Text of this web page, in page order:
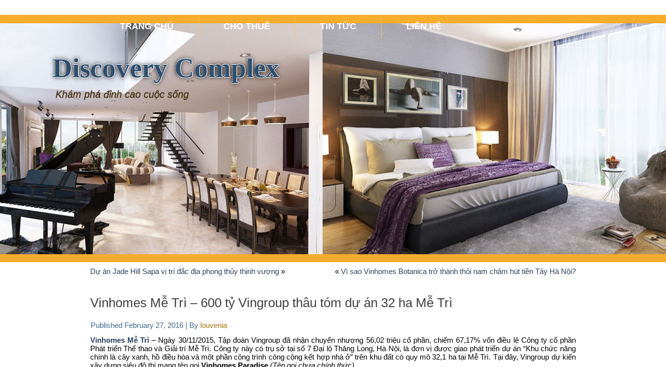
Discovery Complex
Khám phá đỉnh cao cuộc sống
TRANG CHỦ CHO THUÊ TIN TỨC LIÊN HỆ
Dự án Jade Hill Sapa vị trí đắc địa phong thủy thịnh vượng » « Vì sao Vinhomes Botanica trở thành thỏi nam châm hút tiền Tây Hà Nội?
Vinhomes Mễ Trì – 600 tỷ Vingroup thâu tóm dự án 32 ha Mễ Trì
Published February 27, 2016 | By louvenia
Vinhomes Mễ Trì – Ngày 30/11/2015, Tập đoàn Vingroup đã nhận chuyển nhượng 56,02 triệu cổ phần, chiếm 67,17% vốn điều lệ Công ty cổ phần
Phát triển Thể thao và Giải trí Mễ Trì. Công ty này có trụ sở tại số 7 Đại lộ Thăng Long, Hà Nội, là đơn vị được giao phát triển dự án “Khu chức năng
chính là cây xanh, hồ điều hòa và một phần công trình công cộng kết hợp nhà ở” trên khu đất có quy mô 32,1 ha tại Mễ Trì. Tại đây, Vingroup dự kiến
xây dựng siêu đô thị mang tên gọi Vinhomes Paradise (Tên gọi chưa chính thức)